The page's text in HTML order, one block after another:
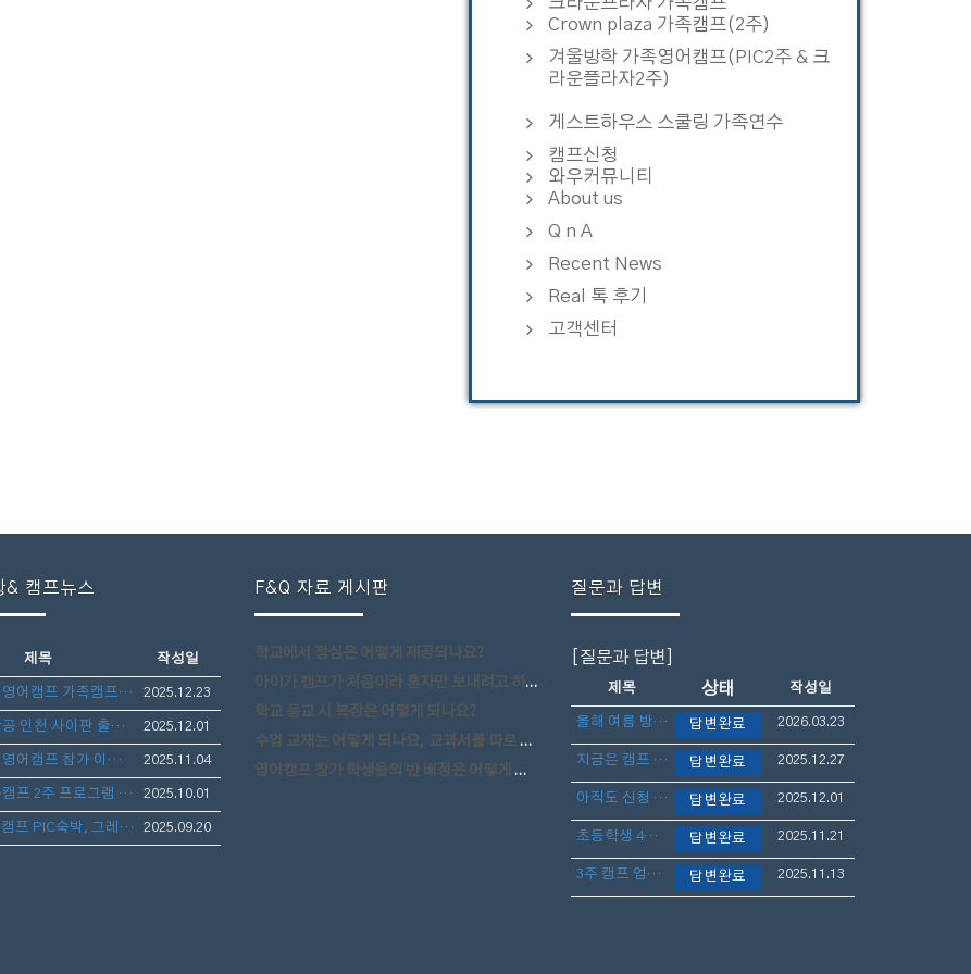
Crown plaza 가족캠프(2주)
겨울방학 가족영어캠프(PIC2주 & 크
라운플라자2주)
게스트하우스 스쿨링 가족연수
캠프신청
와우커뮤니티
About us
Q n A
Recent News
Real 톡 후기
고객센터
& 캠프뉴스
제목 작성일
겨울방학 영어캠프 가족캠프-가족 방문 숙박 및 골프 라운딩 안내 2025.12.23
티웨이 항공 인천 사이판 출도착 시간 변경 사항 공지안내 2025.12.01
겨울방학 영어캠프 참가 이벤트-마리아나 관광청 후원 보스턴 가방 선물 증정 2025.11.04
겨울 가족캠프 2주 프로그램 업데이트 완료하였습니다. 2025.10.01
2026겨울캠프 PIC숙박, 그레이스 스쿨링 사이판영어캠프(아이만참가,부모동반)- 1월10일 출발 3주일정 모집 2025.09.20
F&Q 자료 게시판
학교에서 점심은 어떻게 제공되나요?
아이가 캠프가 처음이라 혼자만 보내려고 하니 걱정입니다.
학교 등교 시 복장은 어떻게 되나요?
수업 교재는 어떻게 되나요, 교과서를 따로 구매 해야 하나요?
영어캠프 참가 학생들의 반 배정은 어떻게 됩니까?
질문과 답변
[질문과 답변]
제목 상태 작성일
올해 여름 방학 캠프 일정 언제 나오나요? 답변완료 2026.03.23
지금은 캠프 신청 늦었죠? 답변완료 2025.12.27
아직도 신청 가능한가요? 답변완료 2025.12.01
초등학생 4학년 자리 아직도 가능할까요? 답변완료 2025.11.21
3주 캠프 엄마랑 아이 5학년 아직 늦지 않았나요? 답변완료 2025.11.13